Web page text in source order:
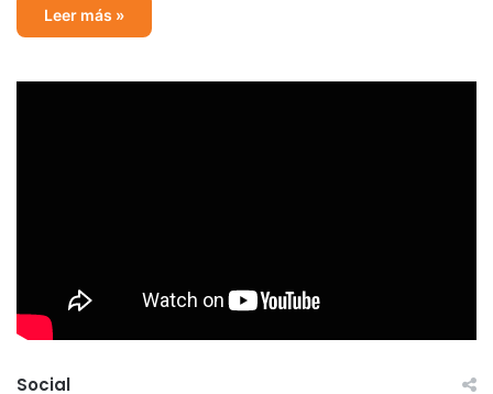
Leer más »
Social